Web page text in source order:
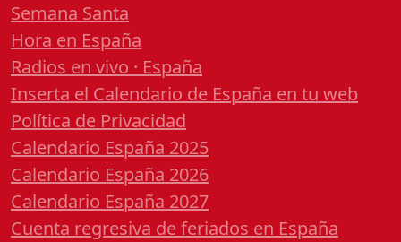
Semana Santa
Hora en España
Radios en vivo · España
Inserta el Calendario de España en tu web
Política de Privacidad
Calendario España 2025
Calendario España 2026
Calendario España 2027
Cuenta regresiva de feriados en España